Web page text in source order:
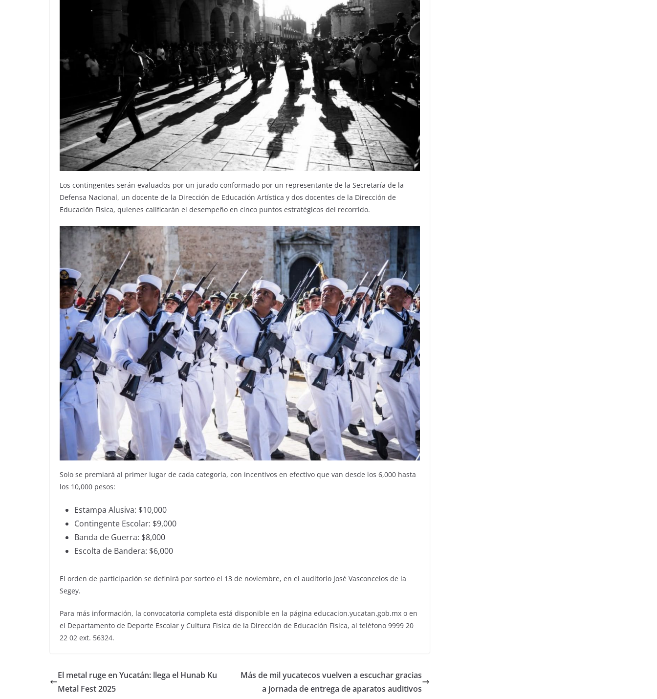
Los contingentes serán evaluados por un jurado conformado por un representante de la Secretaría de la
Defensa Nacional, un docente de la Dirección de Educación Artística y dos docentes de la Dirección de
Educación Física, quienes calificarán el desempeño en cinco puntos estratégicos del recorrido.
Solo se premiará al primer lugar de cada categoría, con incentivos en efectivo que van desde los 6,000 hasta
los 10,000 pesos:
Estampa Alusiva: $10,000
Contingente Escolar: $9,000
Banda de Guerra: $8,000
Escolta de Bandera: $6,000
El orden de participación se definirá por sorteo el 13 de noviembre, en el auditorio José Vasconcelos de la
Segey.
Para más información, la convocatoria completa está disponible en la página educacion.yucatan.gob.mx o en
el Departamento de Deporte Escolar y Cultura Física de la Dirección de Educación Física, al teléfono 9999 20
22 02 ext. 56324.
El metal ruge en Yucatán: llega el Hunab Ku
Metal Fest 2025
Más de mil yucatecos vuelven a escuchar gracias
a jornada de entrega de aparatos auditivos